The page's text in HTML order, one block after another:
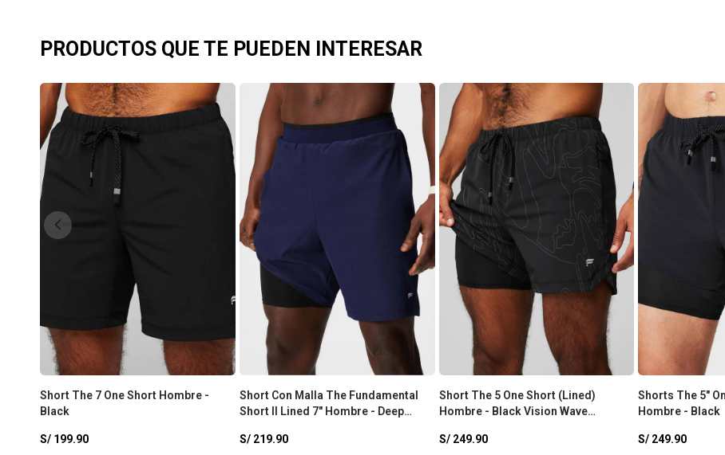
PRODUCTOS QUE TE PUEDEN INTERESAR
Short The 7 One Short Hombre -
Black
S/ 199.90
Short Con Malla The Fundamental
Short II Lined 7" Hombre - Deep
S/ 219.90
Short The 5 One Short (Lined)
Hombre - Black Vision Wave
S/ 249.90
Shorts The 5"
Hombre - Black
S/ 249.90